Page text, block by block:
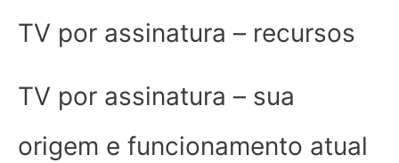
TV por assinatura – recursos
TV por assinatura – sua
origem e funcionamento atual